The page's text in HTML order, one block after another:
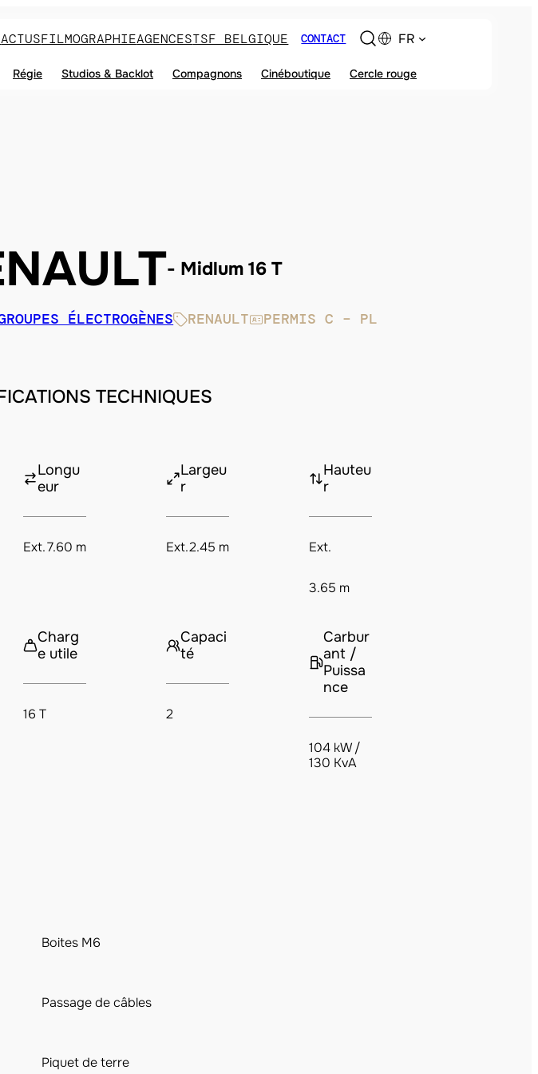
ACTUSFILMOGRAPHIEAGENCESTSF BELGIQUE CONTACT FR
Régie Studios & Backlot Compagnons Cinéboutique Cercle rouge
Midlum 16 T
ÉLECTROGÈNES RENAULT PERMIS C – PL
TECHNIQUES
Longu
eur
Ext.7.60 m
Largeu
r
Ext.2.45 m
Hauteu
r
Ext.
3.65 m
Charg
e utile
16 T
Capaci
té
2
Carbur
ant /
Puissa
nce
104 kW /
130 KvA
Boites M6
Passage de câbles
Piquet de terre